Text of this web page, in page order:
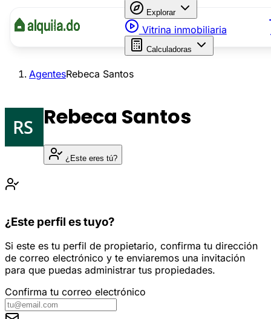
Explorar
Vitrina inmobiliaria
Calculadoras
AgentesRebeca Santos
Rebeca Santos
¿Este eres tú?
¿Este perfil es tuyo?
Si este es tu perfil de propietario, confirma tu dirección
de correo electrónico y te enviaremos una invitación
para que puedas administrar tus propiedades.
Confirma tu correo electrónico